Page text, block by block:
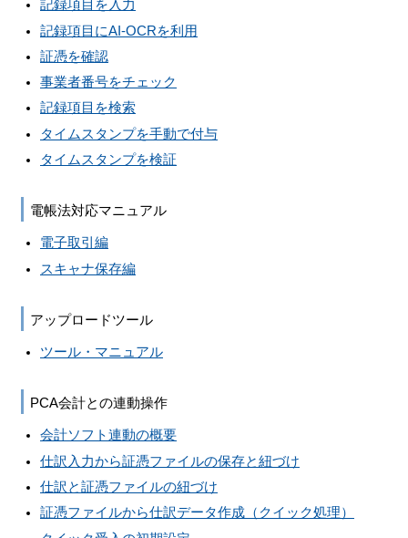
記録項目を入力
記録項目にAI-OCRを利用
証憑を確認
事業者番号をチェック
記録項目を検索
タイムスタンプを手動で付与
タイムスタンプを検証
電帳法対応マニュアル
電子取引編
スキャナ保存編
アップロードツール
ツール・マニュアル
PCA会計との連動操作
会計ソフト連動の概要
仕訳入力から証憑ファイルの保存と紐づけ
仕訳と証憑ファイルの紐づけ
証憑ファイルから仕訳データ作成（クイック処理）